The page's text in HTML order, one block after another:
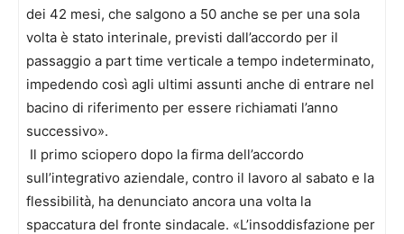
dei 42 mesi, che salgono a 50 anche se per una sola
volta è stato interinale, previsti dall’accordo per il
passaggio a part time verticale a tempo indeterminato,
impedendo così agli ultimi assunti anche di entrare nel
bacino di riferimento per essere richiamati l’anno
successivo».
Il primo sciopero dopo la firma dell’accordo
sull’integrativo aziendale, contro il lavoro al sabato e la
flessibilità, ha denunciato ancora una volta la
spaccatura del fronte sindacale. «L’insoddisfazione per